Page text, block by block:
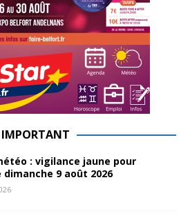
IMPORTANT
: vigilance jaune pour
dimanche 9 août 2026